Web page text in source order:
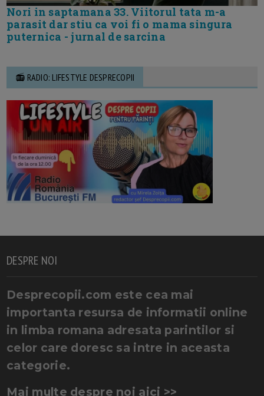
Nori in saptamana 33. Viitorul tata m-a
parasit dar stiu ca voi fi o mama singura
puternica - jurnal de sarcina
📻 RADIO: LIFESTYLE DESPRECOPII
DESPRE NOI
Desprecopii.com este cea mai
importanta resursa de informatii online
in limba romana adresata parintilor si
celor care doresc sa intre in aceasta
categorie.
Mai multe despre noi aici >>